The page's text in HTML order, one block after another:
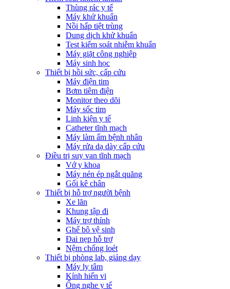
Thùng rác y tế
Máy khử khuẩn
Nồi hấp tiệt trùng
Dung dịch khử khuẩn
Test kiểm soát nhiễm khuẩn
Máy giặt công nghiệp
Máy sinh học
Thiết bị hồi sức, cấp cứu
Máy điện tim
Bơm tiêm điện
Monitor theo dõi
Máy sốc tim
Linh kiện y tế
Catheter tĩnh mạch
Máy làm ấm bệnh nhân
Máy rửa dạ dày cấp cứu
Điều trị suy van tĩnh mạch
Vớ y khoa
Máy nén ép ngắt quãng
Gối kê chân
Thiết bị hỗ trợ người bệnh
Xe lăn
Khung tập đi
Máy trợ thính
Ghế bô vệ sinh
Đai nẹp hỗ trợ
Nệm chống loét
Thiết bị phòng lab, giảng dạy
Máy ly tâm
Kính hiển vi
Ống nghe y tế